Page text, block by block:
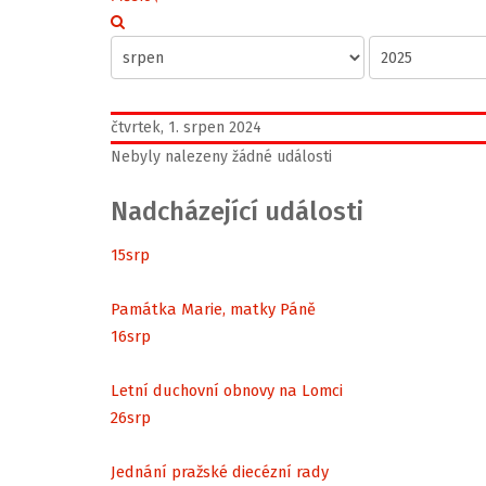
čtvrtek, 1. srpen 2024
Nebyly nalezeny žádné události
Nadcházející události
15srp
Památka Marie, matky Páně
16srp
Letní duchovní obnovy na Lomci
26srp
Jednání pražské diecézní rady